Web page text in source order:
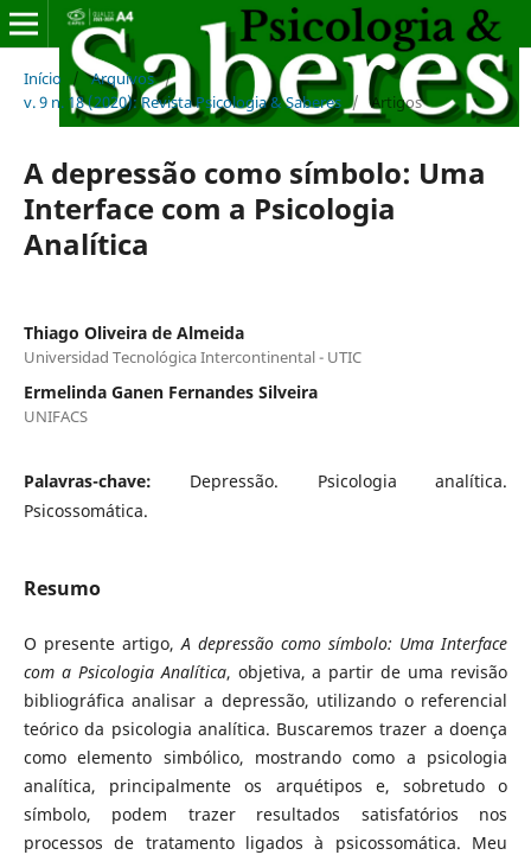
Início / Arquivos /
v. 9 n. 18 (2020): Revista Psicologia & Saberes / Artigos
A depressão como símbolo: Uma
Interface com a Psicologia
Analítica
Thiago Oliveira de Almeida
Universidad Tecnológica Intercontinental - UTIC
Ermelinda Ganen Fernandes Silveira
UNIFACS
Palavras-chave: Depressão. Psicologia analítica.
Psicossomática.
Resumo
O presente artigo,A depressão como símbolo: Uma Interface
com a Psicologia Analítica, objetiva, a partir de uma revisão
bibliográfica analisar a depressão, utilizando o referencial
teórico da psicologia analítica. Buscaremos trazer a doença
como elemento simbólico, mostrando como a psicologia
analítica, principalmente os arquétipos e, sobretudo o
símbolo, podem trazer resultados satisfatórios nos
processos de tratamento ligados à psicossomática. Meu